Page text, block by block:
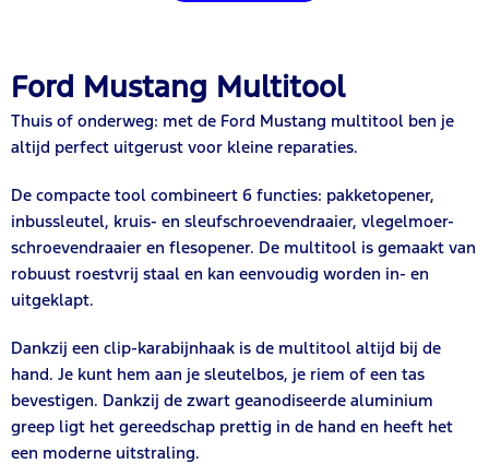
Ford Mustang Multitool
Thuis of onderweg: met de Ford Mustang multitool ben je
altijd perfect uitgerust voor kleine reparaties.
De compacte tool combineert 6 functies: pakketopener,
inbussleutel, kruis- en sleufschroevendraaier, vlegelmoer-
schroevendraaier en flesopener. De multitool is gemaakt van
robuust roestvrij staal en kan eenvoudig worden in- en
uitgeklapt.
Dankzij een clip-karabijnhaak is de multitool altijd bij de
hand. Je kunt hem aan je sleutelbos, je riem of een tas
bevestigen. Dankzij de zwart geanodiseerde aluminium
greep ligt het gereedschap prettig in de hand en heeft het
een moderne uitstraling.